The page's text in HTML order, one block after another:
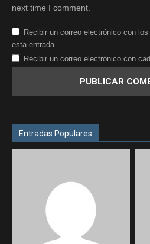
next time I comment.
Recibir un correo electrónico con
esta entrada.
Recibir un correo electrónico con
Entradas Populares